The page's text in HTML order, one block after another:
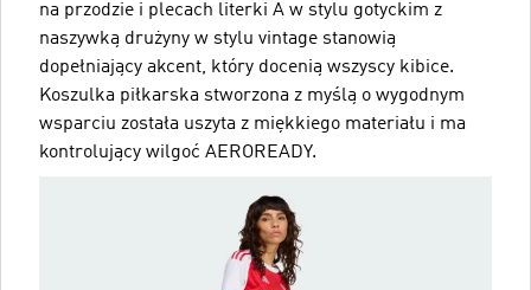
na przodzie i plecach literki A w stylu gotyckim z
naszywką drużyny w stylu vintage stanowią
dopełniający akcent, który docenią wszyscy kibice.
Koszulka piłkarska stworzona z myślą o wygodnym
wsparciu została uszyta z miękkiego materiału i ma
kontrolujący wilgoć AEROREADY.